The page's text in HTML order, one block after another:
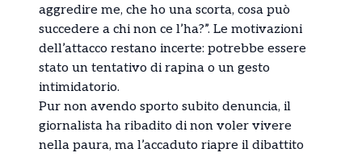
aggredire me, che ho una scorta, cosa può
succedere a chi non ce l’ha?”. Le motivazioni
dell’attacco restano incerte: potrebbe essere
stato un tentativo di rapina o un gesto
intimidatorio.
Pur non avendo sporto subito denuncia, il
giornalista ha ribadito di non voler vivere
nella paura, ma l’accaduto riapre il dibattito